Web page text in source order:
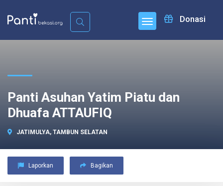
Donasi
Panti Asuhan Yatim Piatu dan
Dhuafa ATTAUFIQ
JATIMULYA, TAMBUN SELATAN
Laporkan Bagikan